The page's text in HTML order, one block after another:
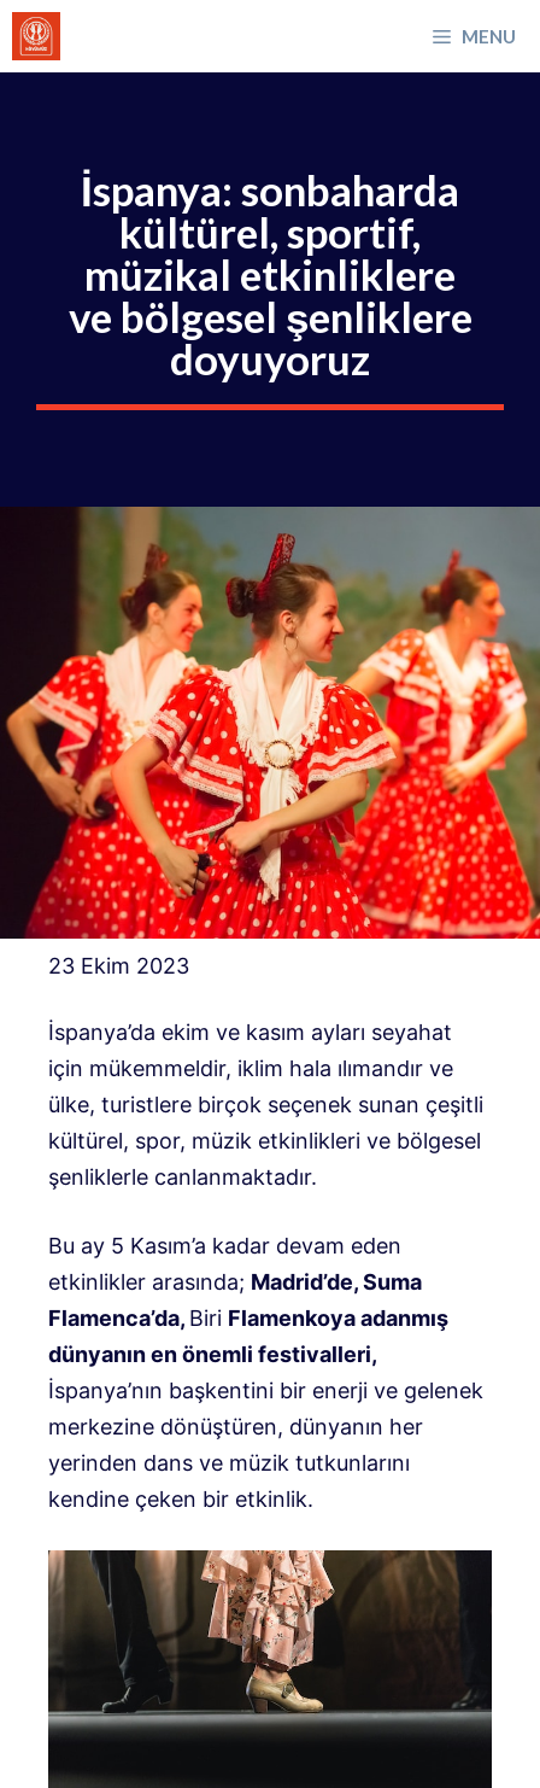
İçeriğe
atla
MENU
İspanya: sonbaharda
kültürel, sportif,
müzikal etkinliklere
ve bölgesel şenliklere
doyuyoruz
23 Ekim 2023
İspanya’da ekim ve kasım ayları seyahat
için mükemmeldir, iklim hala ılımandır ve
ülke, turistlere birçok seçenek sunan çeşitli
kültürel, spor, müzik etkinlikleri ve bölgesel
şenliklerle canlanmaktadır.
Bu ay 5 Kasım’a kadar devam eden
etkinlikler arasında; Madrid’de, Suma
Flamenca’da, Biri Flamenkoya adanmış
dünyanın en önemli festivalleri,
İspanya’nın başkentini bir enerji ve gelenek
merkezine dönüştüren, dünyanın her
yerinden dans ve müzik tutkunlarını
kendine çeken bir etkinlik.